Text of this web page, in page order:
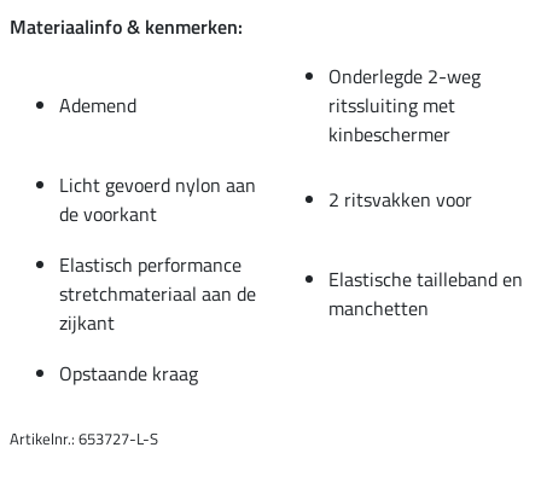
Materiaalinfo & kenmerken:
Ademend
Onderlegde 2-weg
ritssluiting met
kinbeschermer
Licht gevoerd nylon aan
de voorkant
2 ritsvakken voor
Elastisch performance
stretchmateriaal aan de
zijkant
Elastische tailleband en
manchetten
Opstaande kraag
Artikelnr.: 653727-L-S